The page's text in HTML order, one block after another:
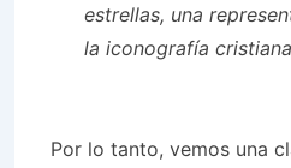
estrellas, una
la iconografía
Por lo tanto, vemos una